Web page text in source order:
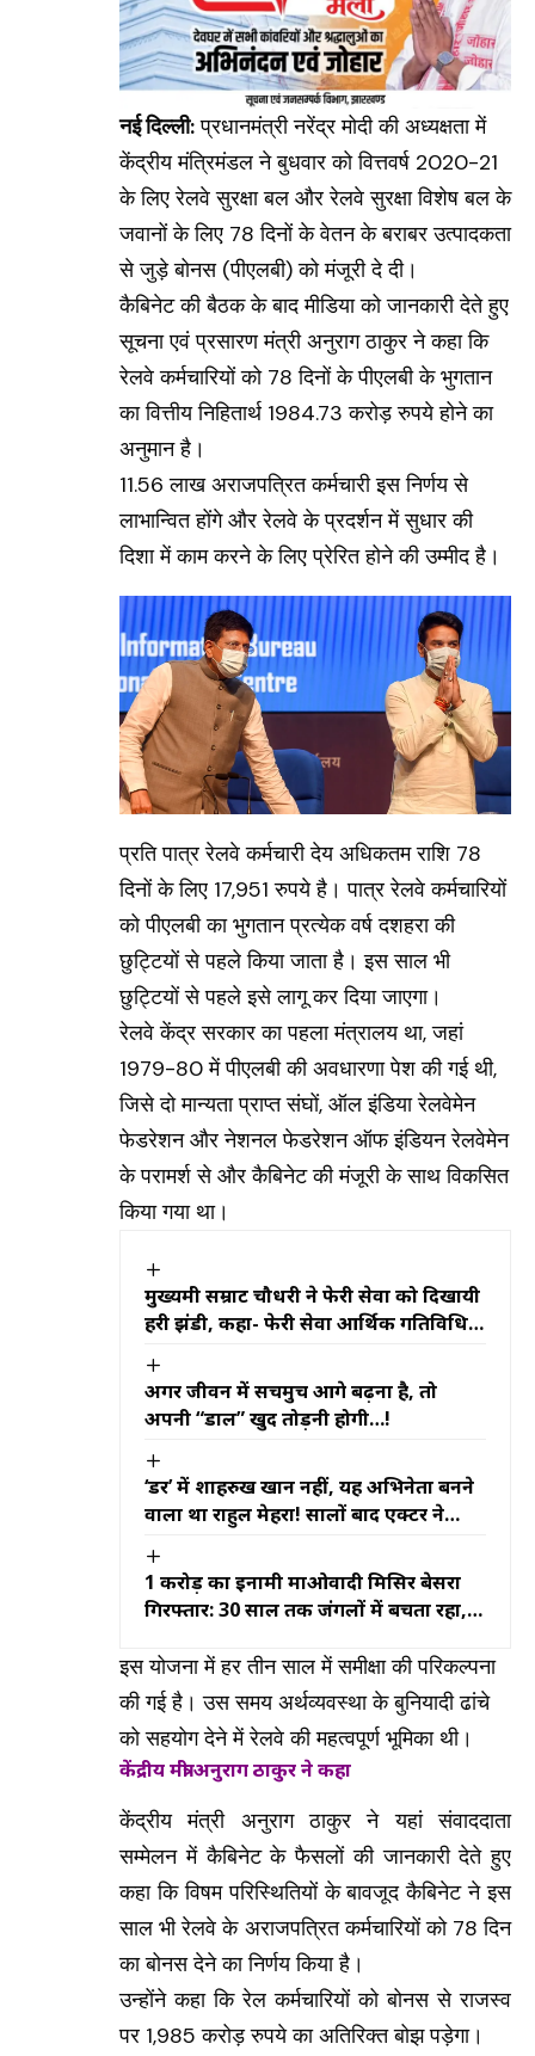
नई दिल्ली:प्रधानमंत्री नरेंद्र मोदी की अध्यक्षता में
केंद्रीय मंत्रिमंडल ने बुधवार को वित्तवर्ष 2020-21
के लिए रेलवे सुरक्षा बल और रेलवे सुरक्षा विशेष बल के
जवानों के लिए 78 दिनों के वेतन के बराबर उत्पादकता
से जुड़े बोनस (पीएलबी) को मंजूरी दे दी।
कैबिनेट की बैठक के बाद मीडिया को जानकारी देते हुए
सूचना एवं प्रसारण मंत्री अनुराग ठाकुर ने कहा कि
रेलवे कर्मचारियों को 78 दिनों के पीएलबी के भुगतान
का वित्तीय निहितार्थ 1984.73 करोड़ रुपये होने का
अनुमान है।
11.56 लाख अराजपत्रित कर्मचारी इस निर्णय से
लाभान्वित होंगे और रेलवे के प्रदर्शन में सुधार की
दिशा में काम करने के लिए प्रेरित होने की उम्मीद है।
प्रति पात्र रेलवे कर्मचारी देय अधिकतम राशि 78
दिनों के लिए 17,951 रुपये है। पात्र रेलवे कर्मचारियों
को पीएलबी का भुगतान प्रत्येक वर्ष दशहरा की
छुट्टियों से पहले किया जाता है। इस साल भी
छुट्टियों से पहले इसे लागू कर दिया जाएगा।
रेलवे केंद्र सरकार का पहला मंत्रालय था, जहां
1979-80 में पीएलबी की अवधारणा पेश की गई थी,
जिसे दो मान्यता प्राप्त संघों, ऑल इंडिया रेलवेमेन
फेडरेशन और नेशनल फेडरेशन ऑफ इंडियन रेलवेमेन
के परामर्श से और कैबिनेट की मंजूरी के साथ विकसित
किया गया था।
मुख्यमंत्री सम्राट चौधरी ने फेरी सेवा को दिखायी
हरी झंडी, कहा- फेरी सेवा आर्थिक गतिविधियों
अगर जीवन में सचमुच आगे बढ़ना है, तो
अपनी “डाल” खुद तोड़नी होगी…!
‘डर’ में शाहरुख खान नहीं, यह अभिनेता बनने
वाला था राहुल मेहरा! सालों बाद एक्टर ने
₹1 करोड़ का इनामी माओवादी मिसिर बेसरा
गिरफ्तार: 30 साल तक जंगलों में बचता रहा,
की वजह
इस योजना में हर तीन साल में समीक्षा की परिकल्पना
की गई है। उस समय अर्थव्यवस्था के बुनियादी ढांचे
को सहयोग देने में रेलवे की महत्वपूर्ण भूमिका थी।
केंद्रीय मंत्री अनुराग ठाकुर ने कहा
केंद्रीय मंत्री अनुराग ठाकुर ने यहां संवाददाता
सम्मेलन में कैबिनेट के फैसलों की जानकारी देते हुए
कहा कि विषम परिस्थितियों के बावजूद कैबिनेट ने इस
साल भी रेलवे के अराजपत्रित कर्मचारियों को 78 दिन
का बोनस देने का निर्णय किया है।
उन्होंने कहा कि रेल कर्मचारियों को बोनस से राजस्व
पर 1,985 करोड़ रुपये का अतिरिक्त बोझ पड़ेगा।